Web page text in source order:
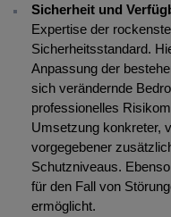
Sicherheit und
Expertise der
Sicherheitsstandard.
Anpassung der
sich verändernde
professionelles
Umsetzung konkreter,
vorgegebener
Schutzniveaus.
für den Fall von
ermöglicht.